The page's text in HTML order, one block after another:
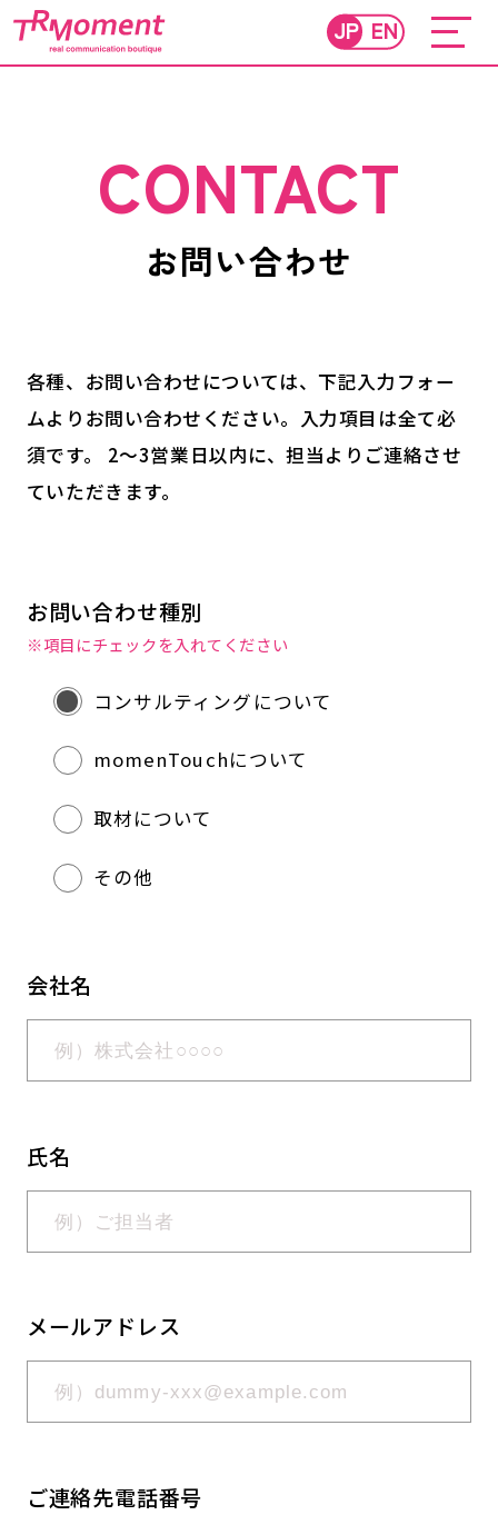
JP EN
CONTACT
お問い合わせ
各種、お問い合わせについては、下記入力フォー
ムよりお問い合わせください。入力項目は全て必
須です。
2～3営業日以内に、担当よりご連絡させ
ていただきます。
お問い合わせ種別
※項目にチェックを入れてください
コンサルティングについて
momenTouchについて
取材について
その他
会社名
氏名
メールアドレス
ご連絡先電話番号